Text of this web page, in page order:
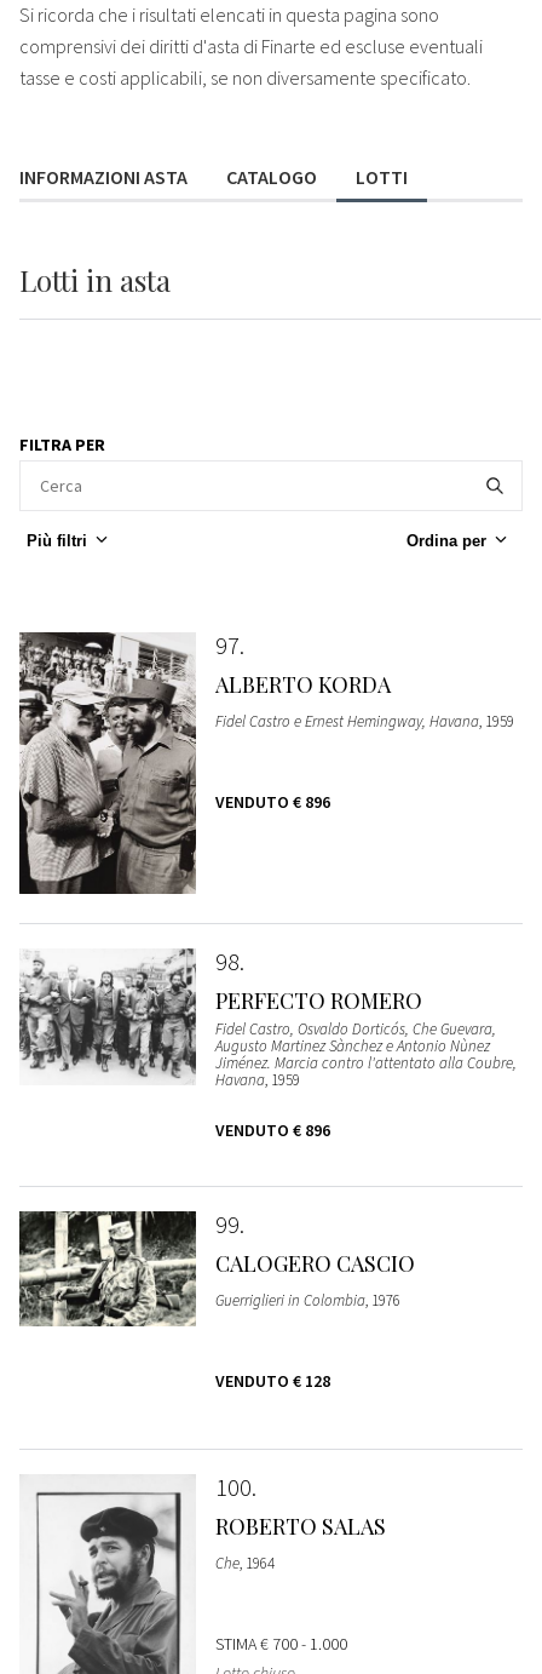
Si ricorda che i risultati elencati in questa pagina sono
comprensivi dei diritti d'asta di Finarte ed escluse eventuali
tasse e costi applicabili, se non diversamente specificato.
INFORMAZIONI ASTA CATALOGO LOTTI
Lotti in asta
FILTRA PER
Più filtri Ordina per
97
ALBERTO KORDA
Fidel Castro e Ernest Hemingway, Havana, 1959
VENDUTO € 896
98
PERFECTO ROMERO
Fidel Castro, Osvaldo Dorticós, Che Guevara,
Augusto Martinez Sànchez e Antonio Nùnez
Jiménez. Marcia contro l'attentato alla Coubre,
Havana, 1959
VENDUTO € 896
99
CALOGERO CASCIO
Guerriglieri in Colombia, 1976
VENDUTO € 128
100
ROBERTO SALAS
Che, 1964
STIMA€ 700 - 1.000